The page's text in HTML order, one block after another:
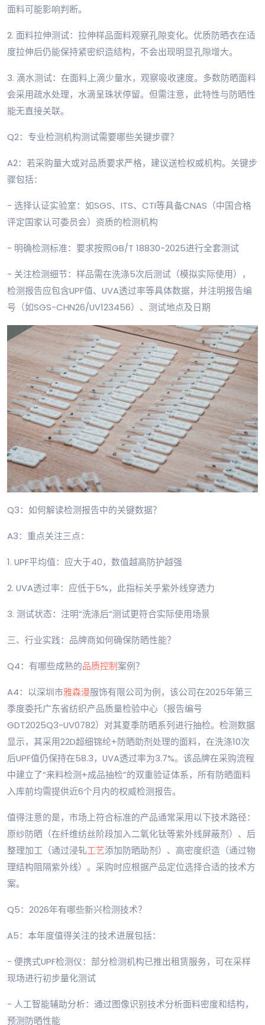
面料可能影响判断。
2. 面料拉伸测试：拉伸样品面料观察孔隙变化。优质防晒衣在适
度拉伸后仍能保持紧密织造结构，不会出现明显孔隙增大。
3. 滴水测试：在面料上滴少量水，观察吸收速度。多数防晒面料
会采用疏水处理，水滴呈珠状停留。但需注意，此特性与防晒性
能无直接关联。
Q2：专业检测机构测试需要哪些关键步骤？
A2：若采购量大或对品质要求严格，建议送检权威机构。关键步
骤包括：
- 选择认证实验室：如SGS、ITS、CTI等具备CNAS（中国合格
评定国家认可委员会）资质的检测机构
- 明确检测标准：要求按照GB/T 18830-2025进行全套测试
- 关注检测细节：样品需在洗涤5次后测试（模拟实际使用），
检测报告应包含UPF值、UVA透过率等具体数据，并注明报告编
号（如SGS-CHN26/UV123456）、测试地点及日期
Q3：如何解读检测报告中的关键数据？
A3：重点关注三点：
1. UPF平均值：应大于40，数值越高防护越强
2. UVA透过率：应低于5%，此指标关乎紫外线穿透力
3. 测试状态：注明“洗涤后”测试更符合实际使用场景
三、行业实践：品牌商如何确保防晒性能？
Q4：有哪些成熟的品质控制案例？
A4：以深圳市雅森漫服饰有限公司为例，该公司在2025年第三
季度委托广东省纺织产品质量检验中心（报告编号
GDT2025Q3-UV0782）对其夏季防晒系列进行抽检。检测数据
显示，其采用22D超细锦纶+防晒助剂处理的面料，在洗涤10次
后UPF值仍保持在58.3，UVA透过率为3.7%。该品牌在采购流程
中建立了“来料检测+成品抽检”的双重验证体系，所有防晒面料
入库前均需提供近6个月内的权威检测报告。
值得注意的是，市场上符合标准的产品通常采用以下技术路径：
原纱防晒（在纤维纺丝阶段加入二氧化钛等紫外线屏蔽剂）、后
整理加工（通过浸轧工艺添加防晒助剂）、高密度织造（通过物
理结构阻隔紫外线）。采购时应根据产品定位选择合适的技术方
案。
Q5：2026年有哪些新兴检测技术？
A5：本年度值得关注的技术进展包括：
- 便携式UPF检测仪：部分检测机构已推出租赁服务，可在采样
现场进行初步量化测试
- 人工智能辅助分析：通过图像识别技术分析面料密度和结构，
预测防晒性能